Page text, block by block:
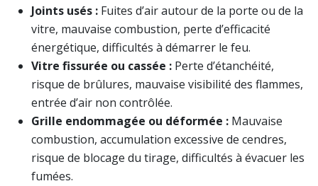
Joints usés : Fuites d’air autour de la porte ou de la
vitre, mauvaise combustion, perte d’efficacité
énergétique, difficultés à démarrer le feu.
Vitre fissurée ou cassée : Perte d’étanchéité,
risque de brûlures, mauvaise visibilité des flammes,
entrée d’air non contrôlée.
Grille endommagée ou déformée : Mauvaise
combustion, accumulation excessive de cendres,
risque de blocage du tirage, difficultés à évacuer les
fumées.